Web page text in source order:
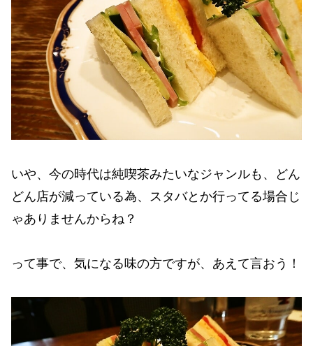
いや、今の時代は純喫茶みたいなジャンルも、どん
どん店が減っている為、スタバとか行ってる場合じ
ゃありませんからね？
って事で、気になる味の方ですが、あえて言おう！